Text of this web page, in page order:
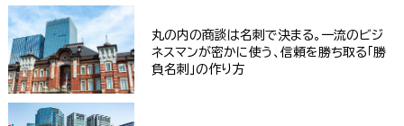
丸の内の商談は名刺で決まる。一流のビジ
ネスマンが密かに使う、信頼を勝ち取る「勝
負名刺」の作り方